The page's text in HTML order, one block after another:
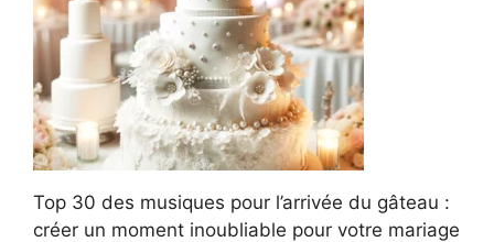
Top 30 des musiques pour l’arrivée du gâteau :
créer un moment inoubliable pour votre mariage